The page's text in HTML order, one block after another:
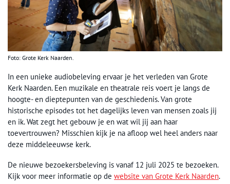
Foto: Grote Kerk Naarden.
In een unieke audiobeleving ervaar je het verleden van Grote
Kerk Naarden. Een muzikale en theatrale reis voert je langs de
hoogte- en dieptepunten van de geschiedenis. Van grote
historische episodes tot het dagelijks leven van mensen zoals jij
en ik. Wat zegt het gebouw je en wat wil jij aan haar
toevertrouwen? Misschien kijk je na afloop wel heel anders naar
deze middeleeuwse kerk.
De nieuwe bezoekersbeleving is vanaf 12 juli 2025 te bezoeken.
Kijk voor meer informatie op de website van Grote Kerk Naarden.